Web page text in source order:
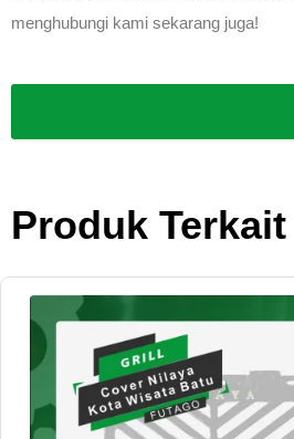
menghubungi kami sekarang juga!
Produk Terkait